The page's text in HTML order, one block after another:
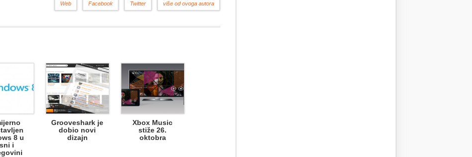
više od ovoga autora
Twitter
Facebook
Web
8 u
i
Grooveshark je
dobio novi
dizajn
Xbox Music
stiže 26.
oktobra